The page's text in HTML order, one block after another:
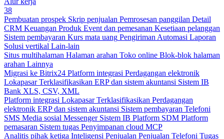
38
Pembuatan prospek Skrip penjualan Pemrosesan panggilan Detail
CRM Keuangan Produk Event dan pemesanan Kesetiaan pelanggan
Sistem pembayaran Kurs mata uang Pengiriman Automasi Laporan
Solusi vertikal Lain-lain
Situs multihalaman Halaman arahan Toko online Blok-blok halaman
arahan Lainnya
Migrasi ke Bitrix24 Platform integrasi Perdagangan elektronik
Lokapasar Terklasifikasikan ERP dan sistem akuntansi Sistem IB
Bank XLS, CSV, XML
Platform integrasi Lokapasar Terklasifikasikan Perdagangan
elektronik ERP dan sistem akuntansi Sistem pembayaran Telefoni
SMS Media sosial Messenger Sistem IB Platform SDM Platform
pemasaran Sistem tugas Penyimpanan cloud MCP
Analitis pihak ketiga Inteligensi Penjualan Penjualan Telefoni Tugas